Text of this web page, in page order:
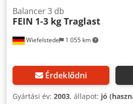
Wiefelstede 1 055 km
Balancer 3 db
FEIN 1-3 kg Traglast
Érdeklődni
Gyártási év: 2003, állapot: jó